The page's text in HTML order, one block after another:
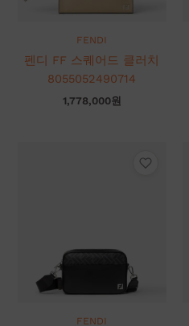
FENDI
펜디 FF 스퀘어드 클러치
8055052490714
1,778,000원
FENDI